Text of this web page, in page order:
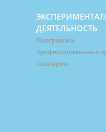
ДЕЯТЕЛЬНОСТЬ
Программы
профессиональных
Сценарии